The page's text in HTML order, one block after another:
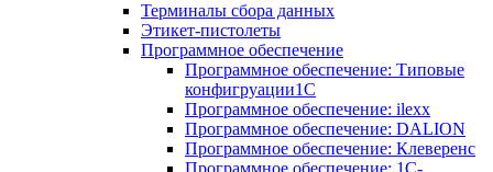
Терминалы сбора данных
Этикет-пистолеты
Программное обеспечение
Программное обеспечение: Типовые
конфигруации1С
Программное обеспечение: ilexx
Программное обеспечение: DALION
Программное обеспечение: Клеверенс
Программное обеспечение: 1С-